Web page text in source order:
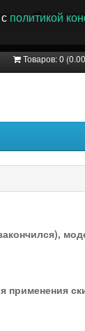
Товаров: 0
применения
политикой